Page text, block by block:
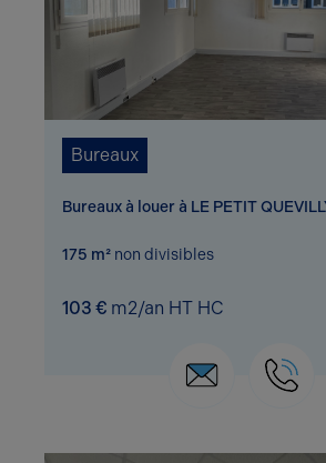
Bureaux
Bureaux à louer à LE PETIT
175 m² non divisibles
103 € m2/an HT HC